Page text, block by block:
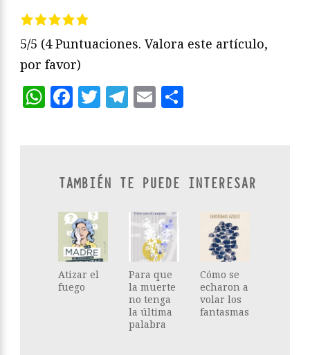
5/5 (4 Puntuaciones. Valora este artículo,
por favor)
WhatsApp
Facebook
Twitter
Telegram
Email
TAMBIÉN TE PUEDE INTERESAR
Atizar el
fuego
Para que
la muerte
no tenga
la última
palabra
Cómo se
echaron a
volar los
fantasmas